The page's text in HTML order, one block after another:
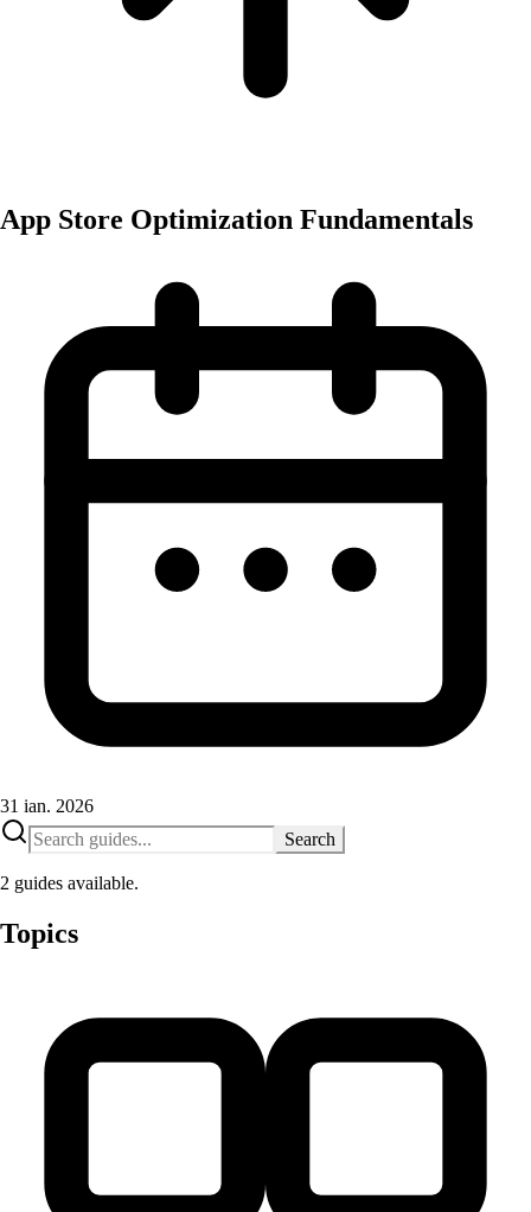
App Store Optimization Fundamentals
31 ian. 2026
Search
2 guides available.
Topics